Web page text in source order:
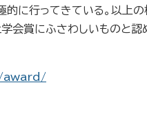
に行ってきている。以上
賞にふさわしいものと認